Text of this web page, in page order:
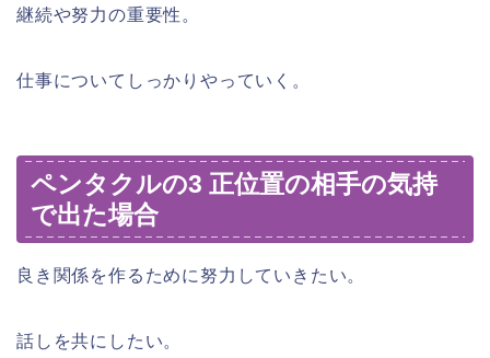
継続や努力の重要性。
仕事についてしっかりやっていく。
ペンタクルの3 正位置の相手の気持
で出た場合
良き関係を作るために努力していきたい。
話しを共にしたい。